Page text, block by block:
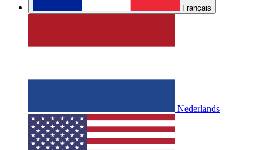
Français
Nederlands